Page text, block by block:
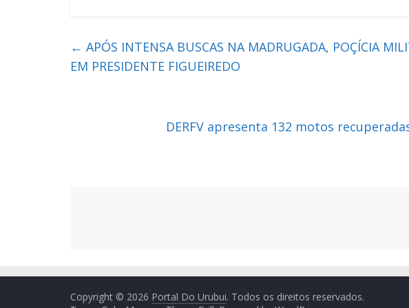
← APÓS INTENSA BUSCAS NA MADRUGADA, POÇÍCIA
EM PRESIDENTE FIGUEIREDO
DERFV apresenta 132 motos
Copyright © 2026 Portal Do Urubui. Todos os direitos reservados.